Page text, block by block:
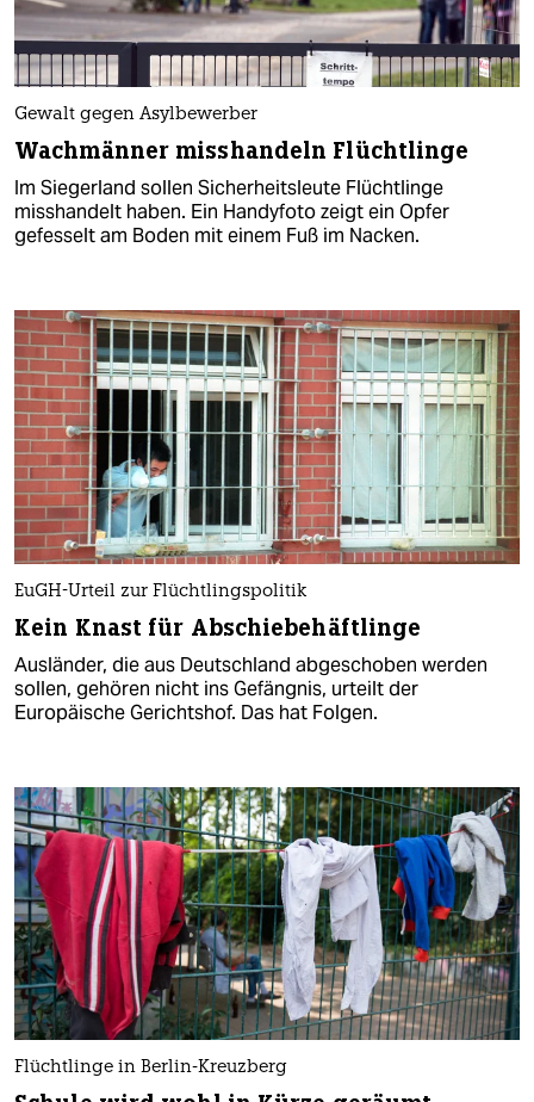
Gewalt gegen Asylbewerber
Wachmänner misshandeln Flüchtlinge
Im Siegerland sollen Sicherheitsleute Flüchtlinge
misshandelt haben. Ein Handyfoto zeigt ein Opfer
gefesselt am Boden mit einem Fuß im Nacken.
EuGH-Urteil zur Flüchtlingspolitik
Kein Knast für Abschiebehäftlinge
Ausländer, die aus Deutschland abgeschoben werden
sollen, gehören nicht ins Gefängnis, urteilt der
Europäische Gerichtshof. Das hat Folgen.
Flüchtlinge in Berlin-Kreuzberg